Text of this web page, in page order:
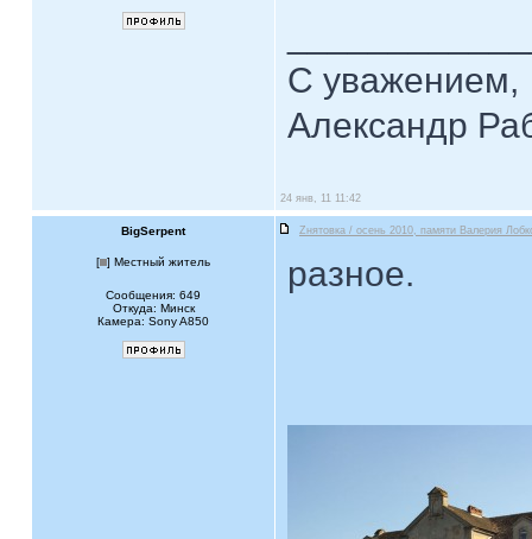
С уважением,
Александр
24 янв, 11 11:42
BigSerpent Zнятовка / осень 2010, памяти Валерия
[ ] Местный житель
Сообщения: 649
Откуда: Минск
Камера: Sony A850
разное.